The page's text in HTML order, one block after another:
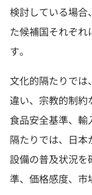
検討している場合
た候補国それぞれ
す。
文化的隔たりでは
違い、宗教的制約
食品安全基準、輸
隔たりでは、日
設備の普及状況を
準、価格感度、市